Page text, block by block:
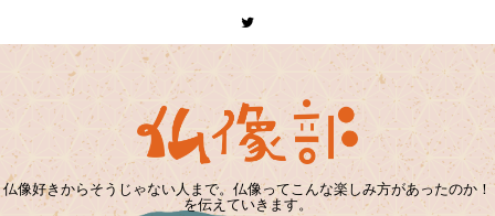
仏像好きからそうじゃない人まで。仏像ってこんな楽しみ方があったのか！
を伝えていきます。